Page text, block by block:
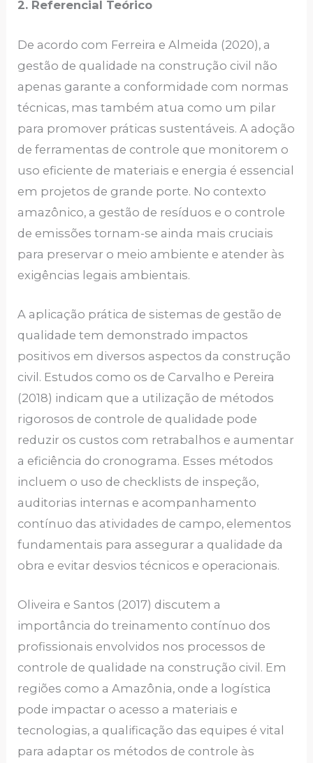
2. Referencial Teórico
De acordo com Ferreira e Almeida (2020), a
gestão de qualidade na construção civil não
apenas garante a conformidade com normas
técnicas, mas também atua como um pilar
para promover práticas sustentáveis. A adoção
de ferramentas de controle que monitorem o
uso eficiente de materiais e energia é essencial
em projetos de grande porte. No contexto
amazônico, a gestão de resíduos e o controle
de emissões tornam-se ainda mais cruciais
para preservar o meio ambiente e atender às
exigências legais ambientais.
A aplicação prática de sistemas de gestão de
qualidade tem demonstrado impactos
positivos em diversos aspectos da construção
civil. Estudos como os de Carvalho e Pereira
(2018) indicam que a utilização de métodos
rigorosos de controle de qualidade pode
reduzir os custos com retrabalhos e aumentar
a eficiência do cronograma. Esses métodos
incluem o uso de checklists de inspeção,
auditorias internas e acompanhamento
contínuo das atividades de campo, elementos
fundamentais para assegurar a qualidade da
obra e evitar desvios técnicos e operacionais.
Oliveira e Santos (2017) discutem a
importância do treinamento contínuo dos
profissionais envolvidos nos processos de
controle de qualidade na construção civil. Em
regiões como a Amazônia, onde a logística
pode impactar o acesso a materiais e
tecnologias, a qualificação das equipes é vital
para adaptar os métodos de controle às